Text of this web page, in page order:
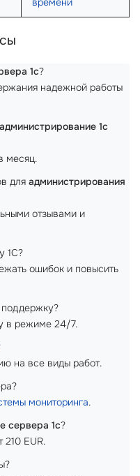
1с?
надежной работы
администрирование 1с
месяц.
для администрирования
отзывами и
1С?
ошибок и повысить
поддержку?
в режиме 24/7.
на все виды работ.
мониторинга.
сервера 1с?
210 EUR.